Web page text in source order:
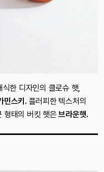
한 디자인의 클로슈 햇,
민스키. 플러피한 텍스처의
형태의 버킷 햇은브라운햇.